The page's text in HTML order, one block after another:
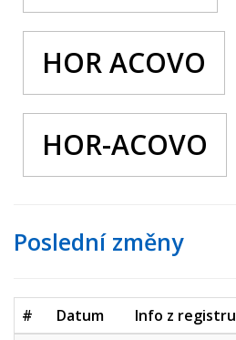
HOR ACOVO
HOR-ACOVO
Poslední změny
# Datum Info z registru